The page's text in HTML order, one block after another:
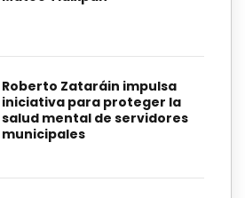
Roberto Zataráin impulsa
iniciativa para proteger la
salud mental de servidores
municipales